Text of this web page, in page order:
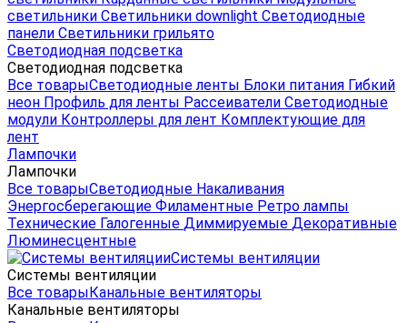
светильники Светильники downlight Светодиодные
панели Светильники грильято
Светодиодная подсветка
Светодиодная подсветка
Все товарыСветодиодные ленты Блоки питания Гибкий
неон Профиль для ленты Рассеиватели Светодиодные
модули Контроллеры для лент Комплектующие для
лент
Лампочки
Лампочки
Все товарыСветодиодные Накаливания
Энергосберегающие Филаментные Ретро лампы
Технические Галогенные Диммируемые Декоративные
Люминесцентные
Системы вентиляции
Системы вентиляции
Все товарыКанальные вентиляторы
Канальные вентиляторы